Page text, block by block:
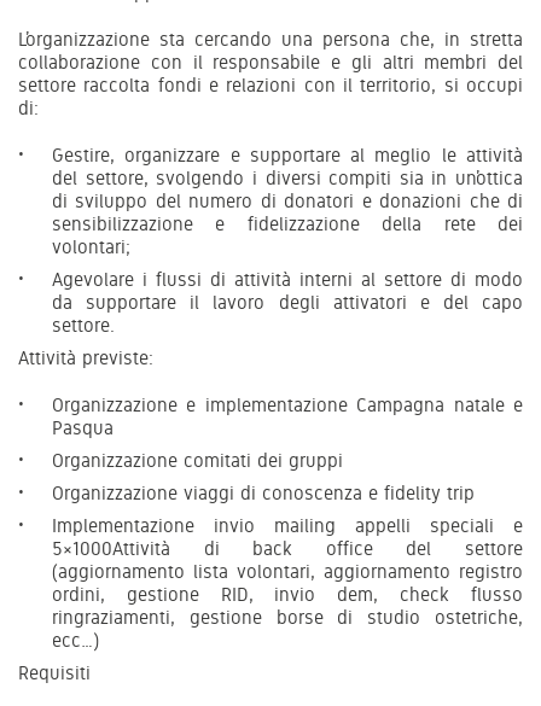
L’organizzazione sta cercando una persona che, in stretta
collaborazione con il responsabile e gli altri membri del
settore raccolta fondi e relazioni con il territorio, si occupi
di:
Gestire, organizzare e supportare al meglio le attività
del settore, svolgendo i diversi compiti sia in un’ottica
di sviluppo del numero di donatori e donazioni che di
sensibilizzazione e fidelizzazione della rete dei
volontari;
Agevolare i flussi di attività interni al settore di modo
da supportare il lavoro degli attivatori e del capo
settore.
Attività previste:
Organizzazione e implementazione Campagna natale e
Pasqua
Organizzazione comitati dei gruppi
Organizzazione viaggi di conoscenza e fidelity trip
Implementazione invio mailing appelli speciali e
5×1000Attività di back office del settore
(aggiornamento lista volontari, aggiornamento registro
ordini, gestione RID, invio dem, check flusso
ringraziamenti, gestione borse di studio ostetriche,
ecc…)
Requisiti